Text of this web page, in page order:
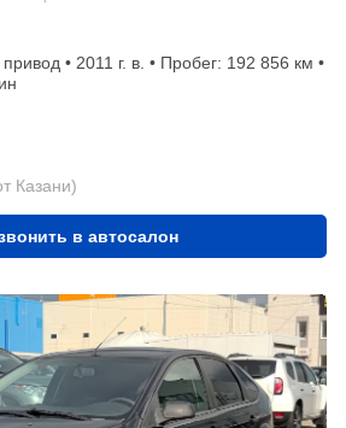
• 2011 г. в. • Пробег: 192 856 км •
Казани)
в автосалон